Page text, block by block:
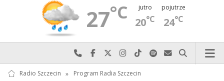
27°C jutro
20°C
pojutrze
24°C
Najlepiej po prostu do nas zadzwoń
Odwiedź nas na Facebook-u
Odwiedź nas na X
Odwiedź nas na Instagram-ie
Odwiedź nas na TikTok-u
Szukaj nas na Spotify
Wyślij do nas
Szukaj
Radio Szczecin » Program Radia Szczecin